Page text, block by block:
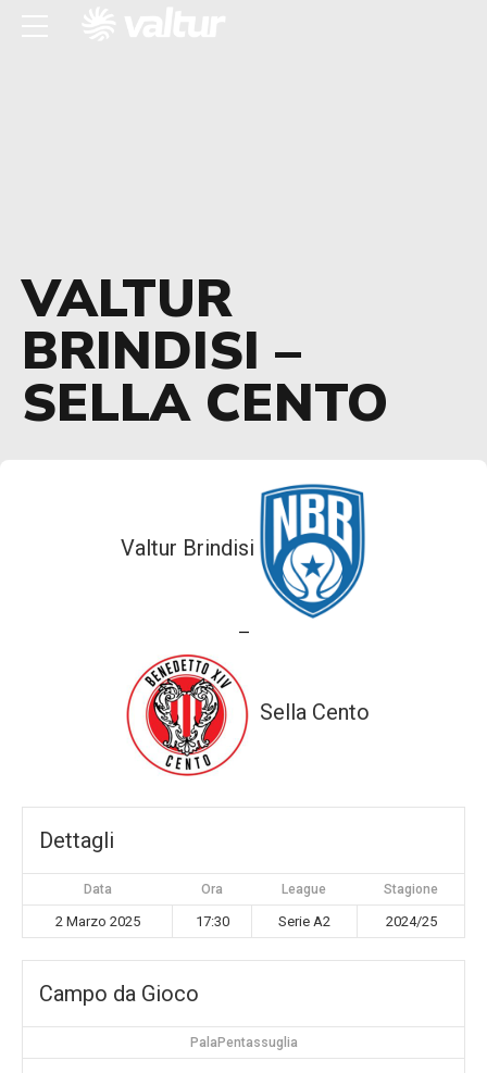
VALTUR
BRINDISI –
SELLA CENTO
Valtur Brindisi
—
Sella Cento
Dettagli
Data Ora League Stagione
2 Marzo 2025 17:30 Serie A2 2024/25
Campo da Gioco
PalaPentassuglia